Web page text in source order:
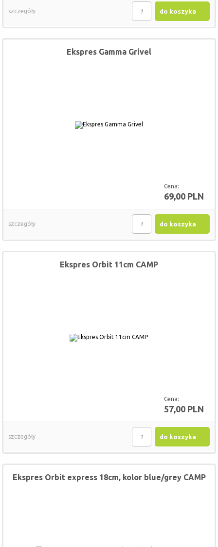
do koszyka
szczegóły
Cena:
69,00 PLN
Ekspres Gamma Grivel
do koszyka
szczegóły
Cena:
57,00 PLN
Ekspres Orbit 11cm CAMP
do koszyka
szczegóły
Ekspres Orbit express 18cm, kolor blue/grey CAMP